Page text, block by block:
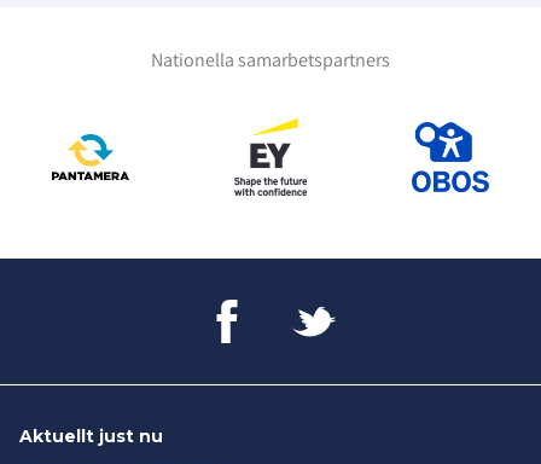
Nationella samarbetspartners
Aktuellt just nu